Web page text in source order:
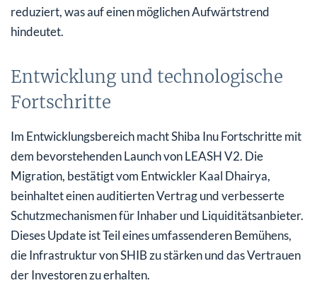
reduziert, was auf einen möglichen Aufwärtstrend
hindeutet.
Entwicklung und technologische
Fortschritte
Im Entwicklungsbereich macht Shiba Inu Fortschritte mit
dem bevorstehenden Launch von LEASH V2. Die
Migration, bestätigt vom Entwickler Kaal Dhairya,
beinhaltet einen auditierten Vertrag und verbesserte
Schutzmechanismen für Inhaber und Liquiditätsanbieter.
Dieses Update ist Teil eines umfassenderen Bemühens,
die Infrastruktur von SHIB zu stärken und das Vertrauen
der Investoren zu erhalten.